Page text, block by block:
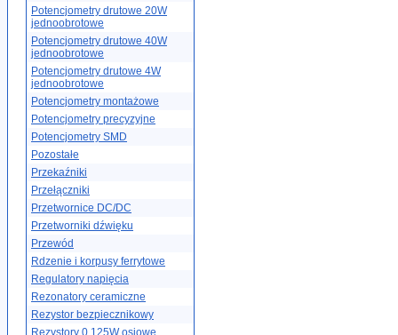
Potencjometry drutowe 20W
jednoobrotowe
Potencjometry drutowe 40W
jednoobrotowe
Potencjometry drutowe 4W
jednoobrotowe
Potencjometry montażowe
Potencjometry precyzyjne
Potencjometry SMD
Pozostałe
Przekaźniki
Przełączniki
Przetwornice DC/DC
Przetworniki dźwięku
Przewód
Rdzenie i korpusy ferrytowe
Regulatory napięcia
Rezonatory ceramiczne
Rezystor bezpiecznikowy
Rezystory 0.125W osiowe